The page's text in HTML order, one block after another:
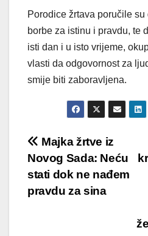
Porodice žrtava poručile
borbe za istinu i pravdu, te
isti dan i u isto vrijeme,
vlasti da odgovornost za
smije biti zaboravljena.
Post
navigation
Majka žrtve iz
Novog Sada: Neću
stati dok ne nađem
pravdu za sina